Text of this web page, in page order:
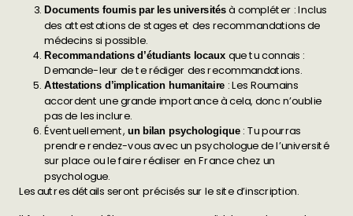
Documents fournis par les universités à compléter : Inclus
des attestations de stages et des recommandations de
médecins si possible.
Recommandations d’étudiants locaux que tu connais :
Demande-leur de te rédiger des recommandations.
Attestations d’implication humanitaire : Les Roumains
accordent une grande importance à cela, donc n’oublie
pas de les inclure.
Éventuellement, un bilan psychologique: Tu pourras
prendre rendez-vous avec un psychologue de l’université
sur place ou le faire réaliser en France chez un
psychologue.
Les autres détails seront précisés sur le site d’inscription.